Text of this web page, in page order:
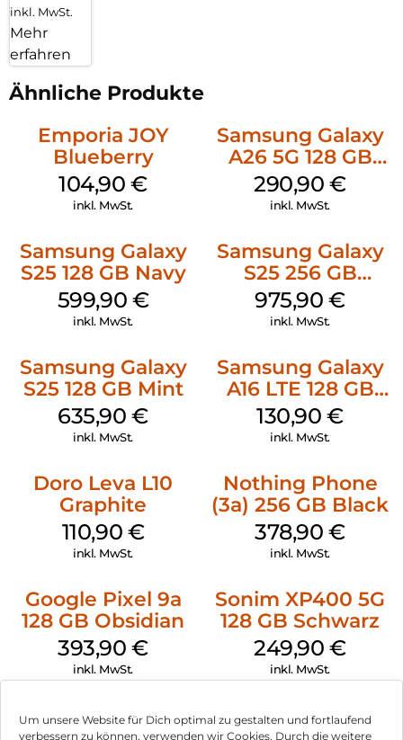
Um unsere Website für Dich optimal zu gestalten und fortlaufend
verbessern zu können, verwenden wir Cookies. Durch die weitere
inkl. MwSt.
Mehr
erfahren
Ähnliche Produkte
Emporia JOY
Blueberry
104,90€
inkl. MwSt.
Samsung Galaxy
A26 5G 128 GB
Mint
290,90€
inkl. MwSt.
Samsung Galaxy
S25 128 GB Navy
599,90 €
inkl. MwSt.
Samsung Galaxy
S25 256 GB
Icyblue
975,90€
inkl. MwSt.
Samsung Galaxy
S25 128 GB Mint
635,90€
inkl. MwSt.
Samsung Galaxy
A16 LTE 128 GB
Black
130,90€
inkl. MwSt.
Doro Leva L10
Graphite
110,90 €
inkl. MwSt.
Nothing Phone
(3a) 256 GB Black
378,90€
inkl. MwSt.
Google Pixel 9a
128 GB Obsidian
393,90€
inkl. MwSt.
Sonim XP400 5G
128 GB Schwarz
249,90€
inkl. MwSt.